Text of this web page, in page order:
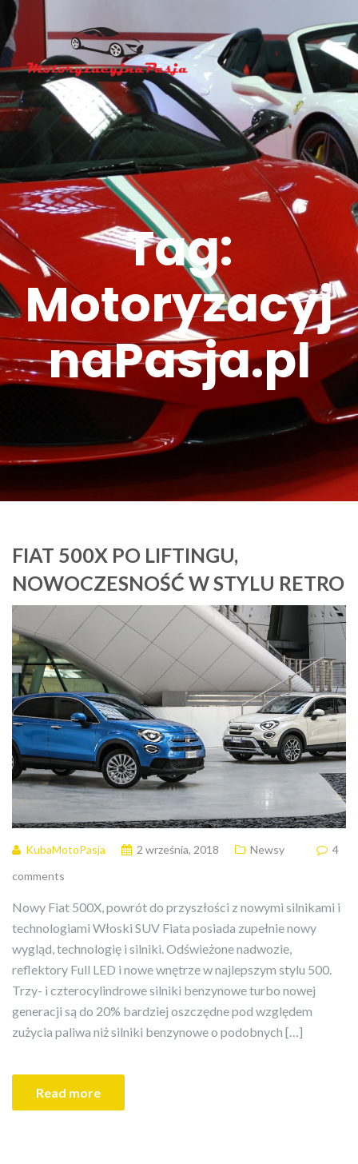
Tag:
Motoryzacyj
naPasja.pl
FIAT 500X PO LIFTINGU,
NOWOCZESNOŚĆ W STYLU RETRO
KubaMotoPasja 2 września, 2018 Newsy
4
comments
Nowy Fiat 500X, powrót do przyszłości z nowymi silnikami i
technologiami Włoski SUV Fiata posiada zupełnie nowy
wygląd, technologię i silniki. Odświeżone nadwozie,
reflektory Full LED i nowe wnętrze w najlepszym stylu 500.
Trzy- i czterocylindrowe silniki benzynowe turbo nowej
generacji są do 20% bardziej oszczędne pod względem
zużycia paliwa niż silniki benzynowe o podobnych […]
Read more